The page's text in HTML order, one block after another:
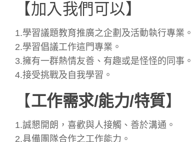
【加入我們可以】
1.學習議題教育推廣之企劃及活動執行專業。
2.學習倡議工作這門專業。
3.擁有一群熱情友善、有趣或是怪怪的同事。
4.接受挑戰及自我學習。
【工作需求/能力/特質】
1.誠懇開朗，喜歡與人接觸、善於溝通。
2.具備團隊合作之工作能力。